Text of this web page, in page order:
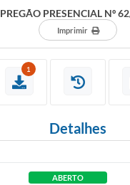
PREGÃO PRESENCIAL Nº
Imprimir
1
Detalhes
ABERTO